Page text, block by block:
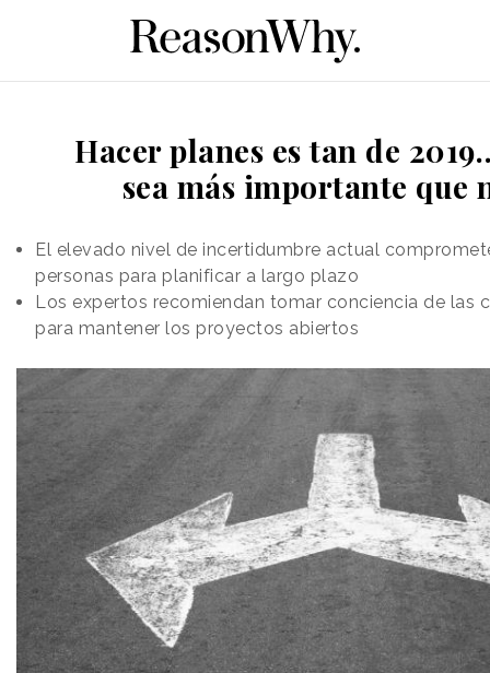
Hacer planes es tan de
sea más importante que
El elevado nivel de incertidumbre actual
personas para planificar a largo plazo
Los expertos recomiendan tomar conciencia de las
para mantener los proyectos abiertos